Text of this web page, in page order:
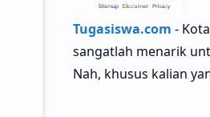
Tugasiswa.com -
sangatlah menarik
Nah, khusus kalian